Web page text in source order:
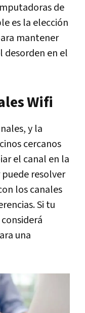
de
es la elección
mantener
desorden en el
Wifi
y la
cercanos
el canal en la
resolver
los canales
Si tu
una